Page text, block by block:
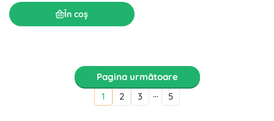
În coș
Pagina următoare
1
2 3 … 5